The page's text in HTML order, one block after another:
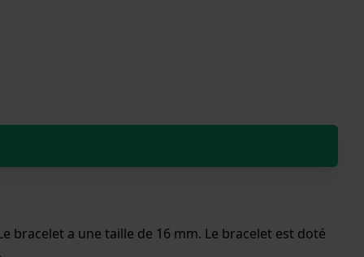
bracelet a une taille de 16 mm. Le bracelet est doté